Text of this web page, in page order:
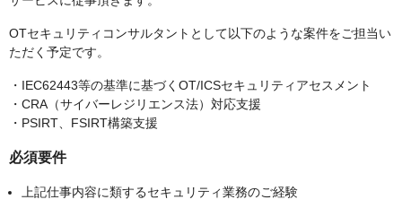
OTセキュリティコンサルタントとして以下のような案件をご担当い
ただく予定です。
・IEC62443等の基準に基づくOT/ICSセキュリティアセスメント
・CRA（サイバーレジリエンス法）対応支援
・PSIRT、FSIRT構築支援
必須要件
上記仕事内容に類するセキュリティ業務のご経験